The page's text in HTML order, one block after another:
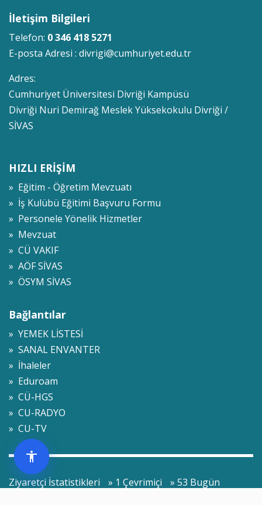
İletişim Bilgileri
Telefon: 0 346 418 5271
E-posta Adresi : divrigi@cumhuriyet.edu.tr
Adres:
Cumhuriyet Üniversitesi Divriği Kampüsü
Divriği Nuri Demirağ Meslek Yüksekokulu Divriği /
SİVAS
HIZLI ERİŞİM
» Eğitim - Öğretim Mevzuatı
» İş Kulübü Eğitimi Başvuru Formu
» Personele Yönelik Hizmetler
» Mevzuat
» CÜ VAKIF
» AÖF SİVAS
» ÖSYM SİVAS
Bağlantılar
» YEMEK LİSTESİ
» SANAL ENVANTER
» İhaleler
» Eduroam
» CÜ-HGS
» CU-RADYO
» CU-TV
Ziyaretçi İstatistikleri » 1 Çevrimiçi
» 53 Bugün